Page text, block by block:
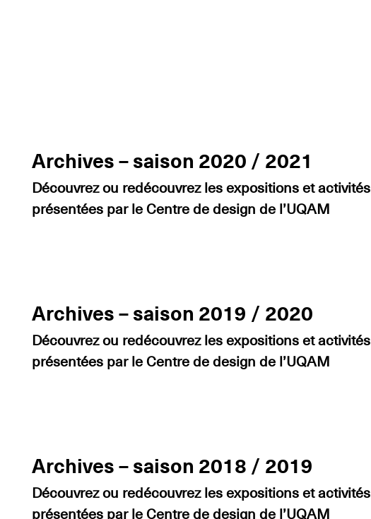
Archives – saison 2020 / 2021
Découvrez ou redécouvrez les expositions et activités
présentées par le Centre de design de l’UQAM
Archives – saison 2019 / 2020
Découvrez ou redécouvrez les expositions et activités
présentées par le Centre de design de l’UQAM
Archives – saison 2018 / 2019
Découvrez ou redécouvrez les expositions et activités
présentées par le Centre de design de l’UQAM